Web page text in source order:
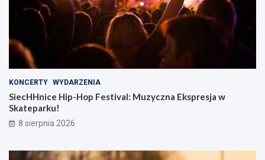
KONCERTY WYDARZENIA
SiecHHnice Hip-Hop Festival: Muzyczna Ekspresja w
Skateparku!
8 sierpnia 2026